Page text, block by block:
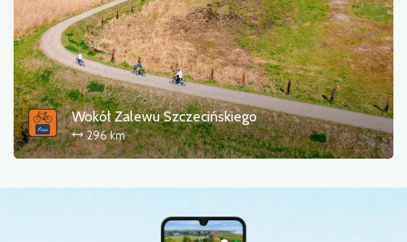
Wokół Zalewu Szczecińskiego
296 km